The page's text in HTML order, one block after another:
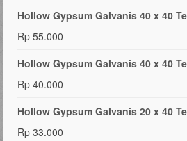
Hollow Gypsum Galvanis 40 x 40
Rp 55.000
Hollow Gypsum Galvanis 40 x 40
Rp 40.000
Hollow Gypsum Galvanis 20 x 40
Rp 33.000